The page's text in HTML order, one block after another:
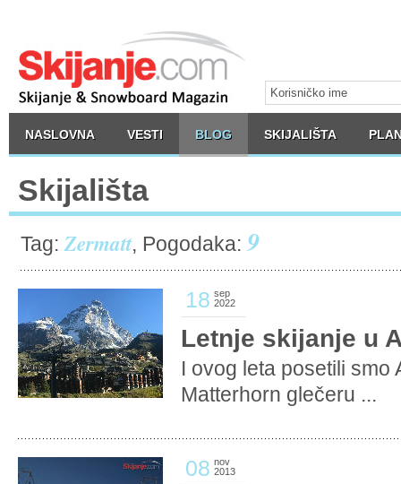
NASLOVNA VESTI BLOG SKIJALIŠTA
Skijališta
Tag: Zermatt, Pogodaka: 9
18 sep
2022
Letnje skijanje u
I ovog leta posetili smo
Matterhorn glečeru ...
08 nov
2013